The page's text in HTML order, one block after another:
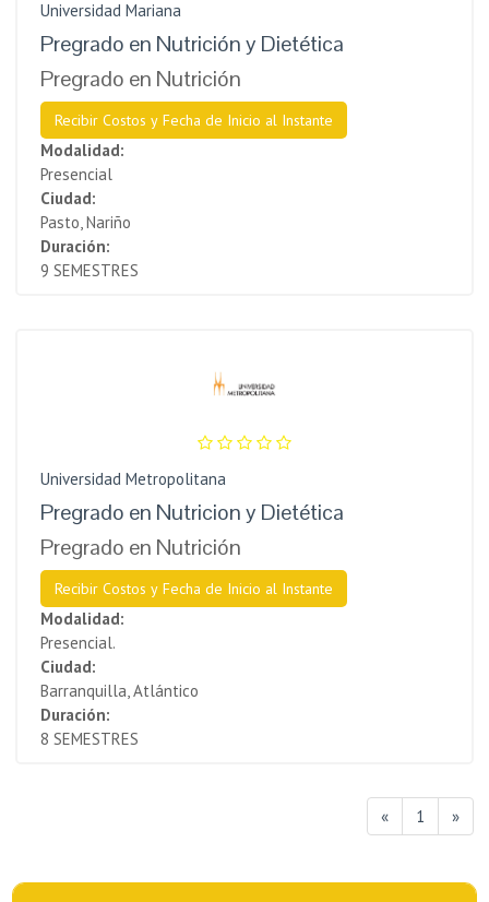
Universidad Mariana
Pregrado en Nutrición y Dietética
Pregrado en Nutrición
Recibir Costos y Fecha de Inicio al Instante
Modalidad:
Presencial
Ciudad:
Pasto, Nariño
Duración:
9 SEMESTRES
Universidad Metropolitana
Pregrado en Nutricion y Dietética
Pregrado en Nutrición
Recibir Costos y Fecha de Inicio al Instante
Modalidad:
Presencial.
Ciudad:
Barranquilla, Atlántico
Duración:
8 SEMESTRES
« 1 »